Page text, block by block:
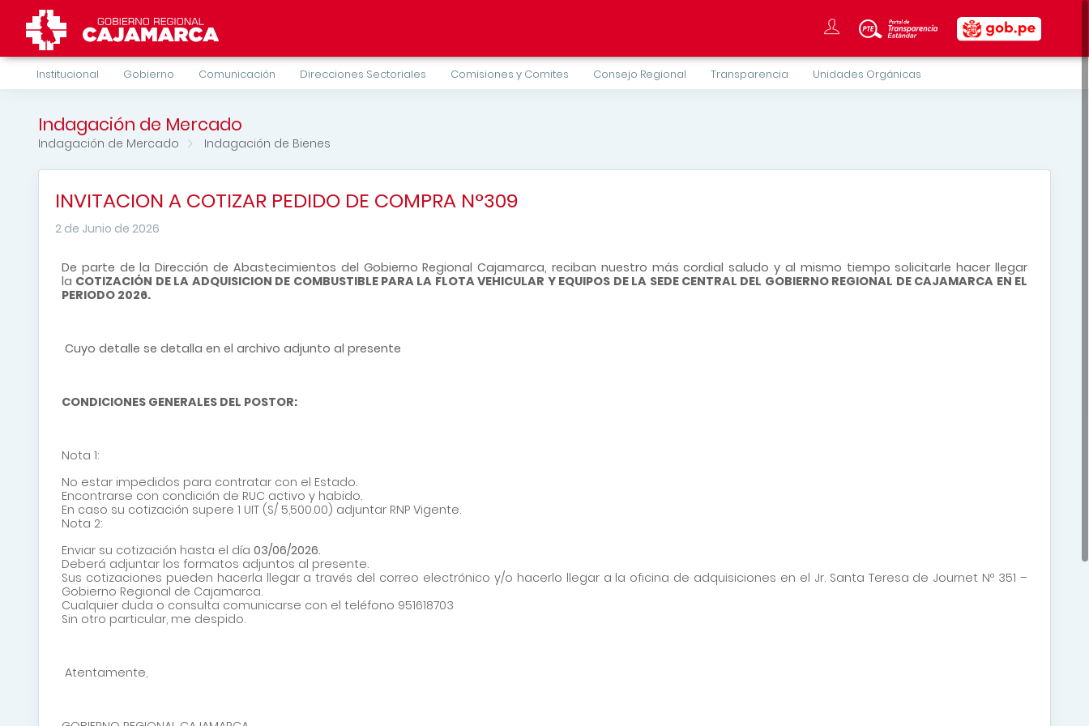
Institucional Gobierno Comunicación Direcciones Sectoriales Comisiones y Comites Consejo Regional Transparencia Unidades Orgánicas
Indagación de Mercado
Indagación de Mercado Indagación de Bienes
INVITACION A COTIZAR PEDIDO DE COMPRA N°309
2 de Junio de 2026
De parte de la Dirección de Abastecimientos del Gobierno Regional Cajamarca, reciban nuestro más cordial saludo y al mismo tiempo solicitarle hacer llegar
la COTIZACIÓN DE LA ADQUISICION DE COMBUSTIBLE PARA LA FLOTA VEHICULAR Y EQUIPOS DE LA SEDE CENTRAL DEL GOBIERNO REGIONAL DE CAJAMARCA EN EL
PERIODO 2026.
Cuyo detalle se detalla en el archivo adjunto al presente
CONDICIONES GENERALES DEL POSTOR:
Nota 1:
No estar impedidos para contratar con el Estado.
Encontrarse con condición de RUC activo y habido.
En caso su cotización supere 1 UIT (S/ 5,500.00) adjuntar RNP Vigente.
Nota 2:
Enviar su cotización hasta el día 03/06/2026.
Deberá adjuntar los formatos adjuntos al presente.
Sus cotizaciones pueden hacerla llegar a través del correo electrónico y/o hacerlo llegar a la oficina de adquisiciones en el Jr. Santa Teresa de Journet Nº 351 –
Gobierno Regional de Cajamarca.
Cualquier duda o consulta comunicarse con el teléfono 951618703
Sin otro particular, me despido.
Atentamente,